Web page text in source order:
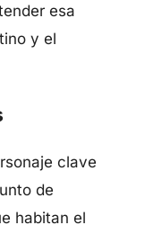
esa
y el
clave
de
habitan el